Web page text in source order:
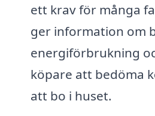
ett krav för många
ger information om
energiförbrukning
köpare att bedöma
att bo i huset.